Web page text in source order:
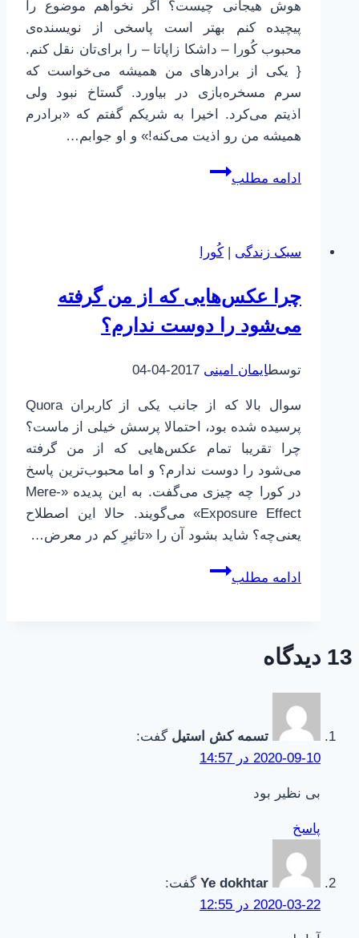
هوش هیجانی چیست؟ اگر نخواهم موضوع را
پیچیده‌ کنم بهتر است پاسخی از نویسنده‌ی
محبوب کُورا – داشکا زاپاتا – را برای‌تان نقل کنم.
{ یکی از برادرهای من همیشه می‌خواست که
سرم مسخره‌بازی در بیاورد. گستاخ نبود ولی
اذیتم می‌کرد. اخیرا به شریکم گفتم که «برادرم
همیشه من رو اذیت می‌کنه!» و او جوابم…
ادامه مطلب
هوش
احساسی
البته
به
ساده!
سبک زندگی کُورا
چرا عکس‌هایی که از من گرفته
می‌شود را دوست ندارم؟
توسطایمان امینی 2017-04-04
سوال بالا که از جانب یکی از کاربران Quora
پرسیده شده بود، احتمالا پرسش خیلی از ماست؟
چرا تقریبا تمام عکس‌هایی که از من گرفته
می‌شود را دوست ندارم؟ و اما محبوب‌ترین پاسخ
در کورا چه چیزی می‌گفت. به این پدیده «Mere-
Exposure Effect» می‌گویند. حالا این اصطلاح
یعنی‌چه؟ شاید بشود آن را «تاثیرِ کم در معرض…
ادامه مطلب
چرا
دوست
ندارم؟
13 دیدگاه
تسمه کش استیل گفت:
2020-09-10 در 14:57
بی نظیر بود
پاسخ
Ye dokhtar گفت:
2020-03-22 در 12:55